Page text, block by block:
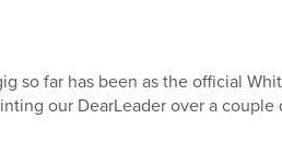
so far has been as the official
our DearLeader over a couple